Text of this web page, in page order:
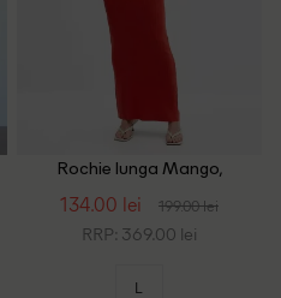
Rochie lunga Mango,
134.00 lei 199.00 lei
RRP: 369.00 lei
L